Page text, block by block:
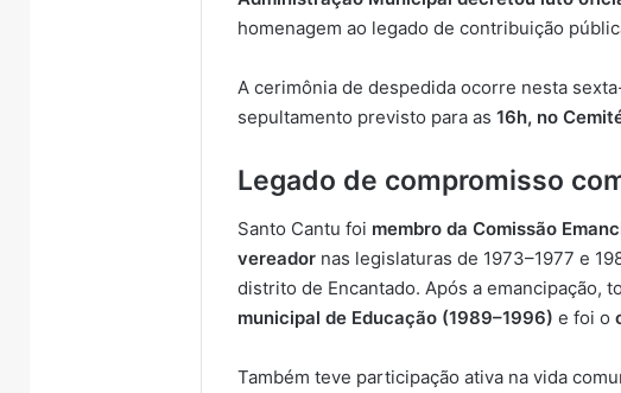
homenagem ao legado de contribuição
A cerimônia de despedida ocorre nesta
sepultamento previsto para as16h, no
Legado de compromisso
Santo Cantu foi membro da Comissão
vereador nas legislaturas de 1973–1977 e
distrito de Encantado. Após a emancipação,
municipal de Educação (1989–1996) e foi o
Também teve participação ativa na vida